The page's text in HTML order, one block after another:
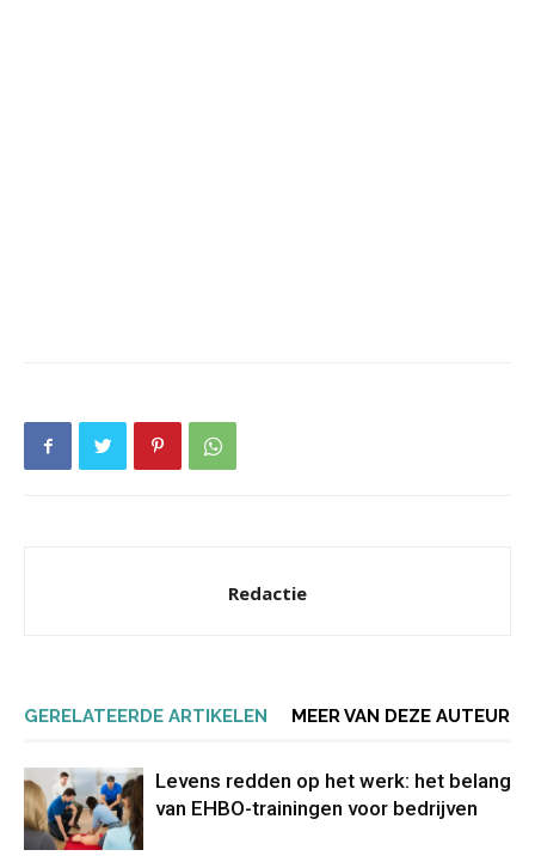
Redactie
GERELATEERDE ARTIKELEN MEER VAN DEZE AUTEUR
Levens redden op het werk: het belang
van EHBO-trainingen voor bedrijven